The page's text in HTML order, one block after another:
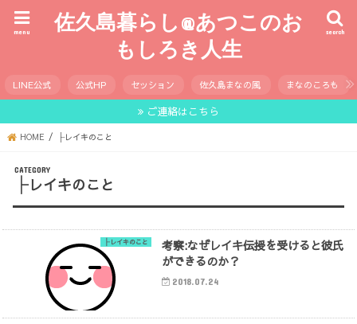
佐久島暮らし@あつこのお
もしろき人生
search
menu
LINE公式 公式HP セッション 佐久島まなの風 まなのころも
ご連絡はこちら
HOME ├レイキのこと
├レイキのこと
├レイキのこと
考察:なぜレイキ伝授を受けると彼氏
ができるのか？
2018.07.24